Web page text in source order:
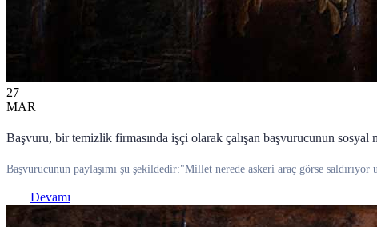
27
MAR
Başvuru, bir temizlik firmasında işçi olarak çalışan başvurucunun sosyal
Başvurucunun paylaşımı şu şekildedir:"Millet nerede askeri araç görse
Devamı